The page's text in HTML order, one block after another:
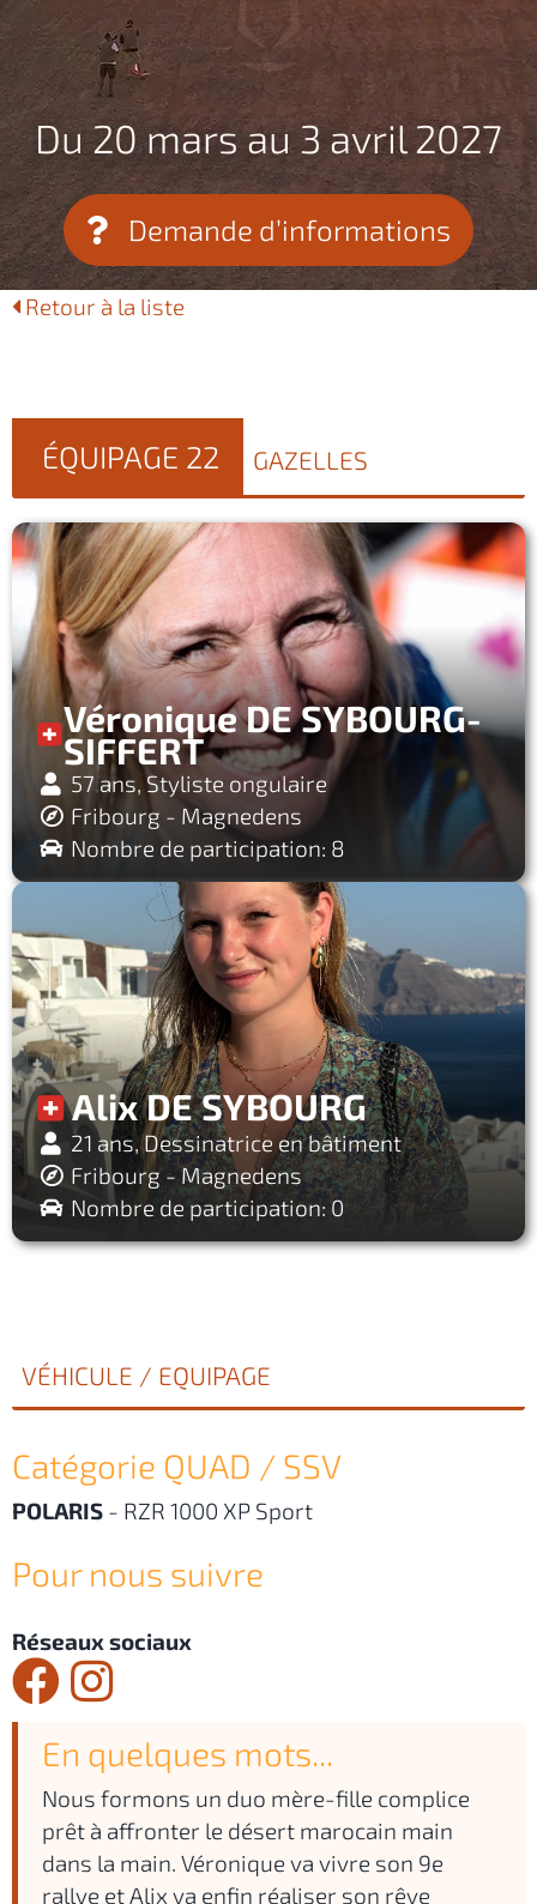
Du 20 mars au 3 avril 2027
Demande d’informations
Retour à la liste
ÉQUIPAGE 22 GAZELLES
Véronique DE SYBOURG-
SIFFERT
57 ans, Styliste ongulaire
Fribourg - Magnedens
Nombre de participation: 8
Alix DE SYBOURG
21 ans, Dessinatrice en bâtiment
Fribourg - Magnedens
Nombre de participation: 0
VÉHICULE / EQUIPAGE
Catégorie QUAD / SSV
POLARIS - RZR 1000 XP Sport
Pour nous suivre
Réseaux sociaux
En quelques mots...
Nous formons un duo mère-fille complice
prêt à affronter le désert marocain main
dans la main. Véronique va vivre son 9e
rallye et Alix va enfin réaliser son rêve